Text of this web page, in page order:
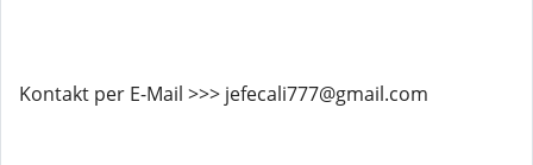
Kontakt per E-Mail >>> jefecali777@gmail.com